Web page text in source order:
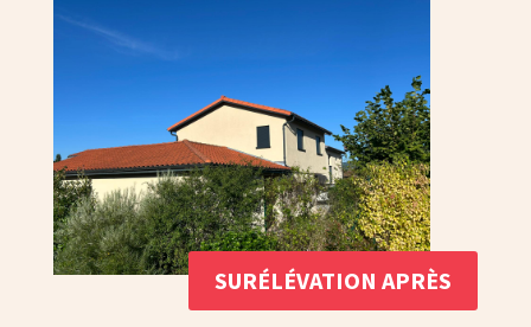
SURÉLÉVATION APRÈS